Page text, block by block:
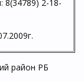
8(34789) 2-18-
район РБ